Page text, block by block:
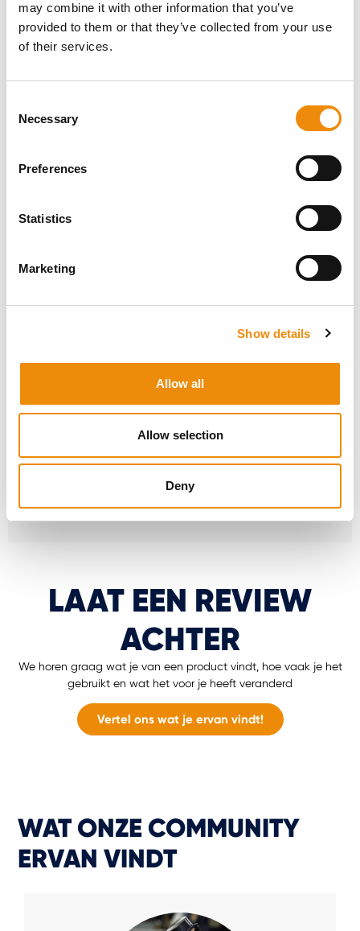
may combine it with other information that you’ve
provided to them or that they’ve collected from your use
of their services.
Selection
Necessary
Preferences
Statistics
Marketing
Show details
Allow all
Allow selection
Deny
PRODUCT? WIJ ZIJN
ER VOOR JE
verzorging het beste is voor jouw paard? Vraag
gepersonaliseerd rantsoen maakt voor jouw
paard.
LAAT EEN REVIEW
ACHTER
We horen graag wat je van een product vindt, hoe vaak je het
gebruikt en wat het voor je heeft veranderd
Vertel ons wat je ervan vindt!
WAT ONZE COMMUNITY
ERVAN VINDT